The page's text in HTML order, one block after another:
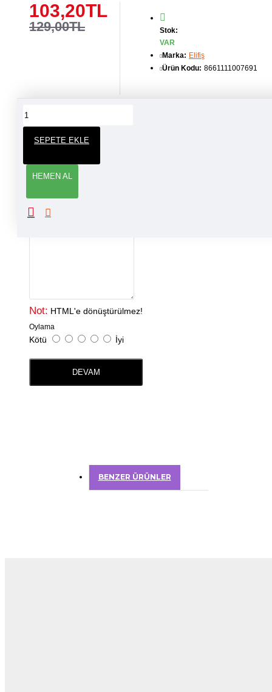
103,20TL
129,00TL
Stok:
VAR
Marka: Elifiş
Ürün Kodu: 8661111007691
SEPETE EKLE
HEMEN AL
ÜRÜN YORUMLARI
Not: HTML'e dönüştürülmez!
Oylama
Kötü İyi
DEVAM
BENZER ÜRÜNLER